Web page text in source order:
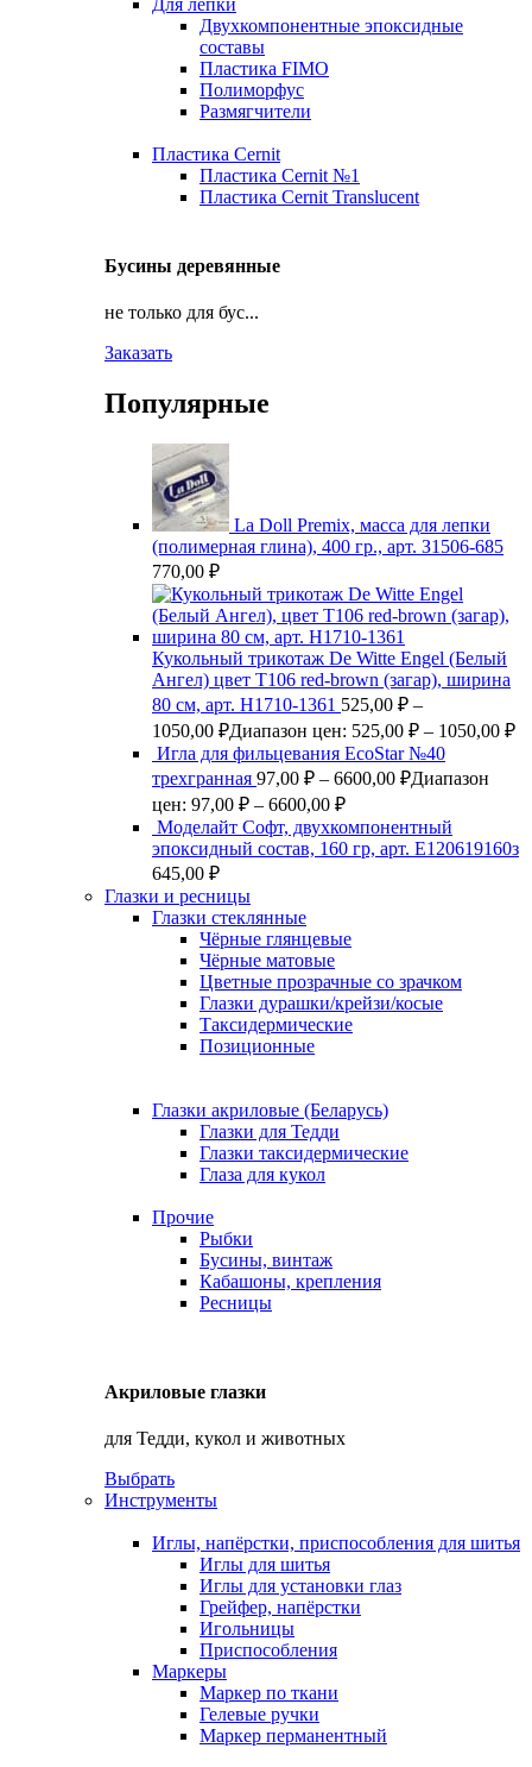
Для лепки
Двухкомпонентные эпоксидные
составы
Пластика FIMO
Полиморфус
Размягчители
Пластика Cernit
Пластика Cernit №1
Пластика Cernit Translucent
Бусины деревянные
не только для бус...
Заказать
Популярные
La Doll Premix, масса для лепки
(полимерная глина), 400 гр., арт. З1506-685
770,00 ₽
Кукольный трикотаж De Witte Engel (Белый
Ангел) цвет Т106 red-brown (загар), ширина
80 см, арт. Н1710-1361 525,00 ₽ –
1050,00 ₽Диапазон цен: 525,00 ₽ – 1050,00 ₽
Игла для фильцевания EcoStar №40
трехгранная 97,00 ₽ – 6600,00 ₽Диапазон
цен: 97,00 ₽ – 6600,00 ₽
Моделайт Софт, двухкомпонентный
эпоксидный состав, 160 гр, арт. Е120619160з
645,00 ₽
Глазки и ресницы
Глазки стеклянные
Чёрные глянцевые
Чёрные матовые
Цветные прозрачные со зрачком
Глазки дурашки/крейзи/косые
Таксидермические
Позиционные
Глазки акриловые (Беларусь)
Глазки для Тедди
Глазки таксидермические
Глаза для кукол
Прочие
Рыбки
Бусины, винтаж
Кабашоны, крепления
Ресницы
Акриловые глазки
для Тедди, кукол и животных
Выбрать
Инструменты
Иглы, напёрстки, приспособления для шитья
Иглы для шитья
Иглы для установки глаз
Грейфер, напёрстки
Игольницы
Приспособления
Маркеры
Маркер по ткани
Гелевые ручки
Маркер перманентный